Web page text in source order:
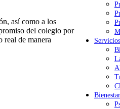
Servicios
Bienestar
así como a los
del colegio por
real de manera